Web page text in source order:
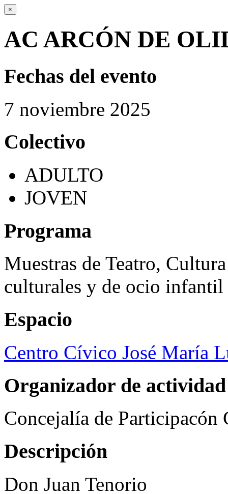
×
AC ARCÓN DE
Fechas del evento
7 noviembre 2025
Colectivo
ADULTO
JOVEN
Programa
Muestras de Teatro,
culturales y de ocio infantil
Espacio
Centro Cívico José María
Organizador de actividad
Concejalía de Participacón
Descripción
Don Juan Tenorio